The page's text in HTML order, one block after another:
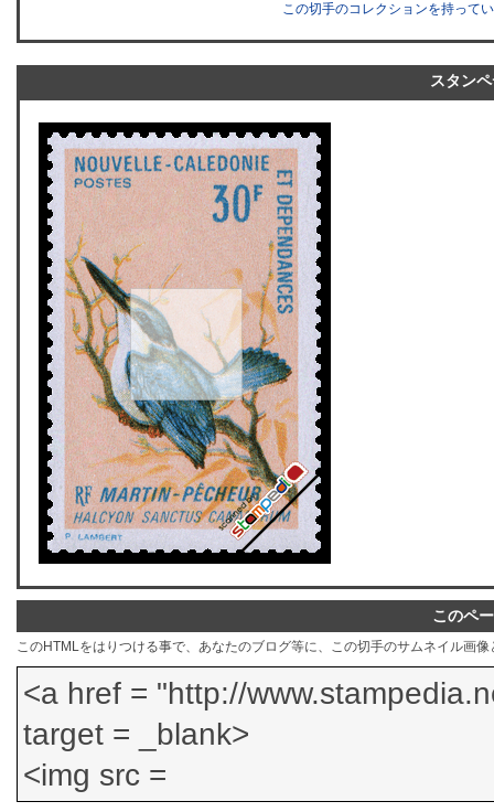
この切手のコレクションを持って
スタン
このペ
このHTMLをはりつける事で、あなたのブログ等に、この切手のサムネイル画